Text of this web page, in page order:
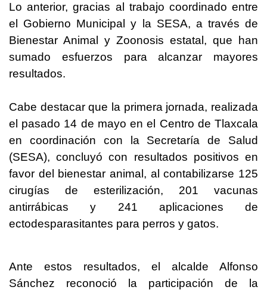
Lo anterior, gracias al trabajo coordinado entre
el Gobierno Municipal y la SESA, a través de
Bienestar Animal y Zoonosis estatal, que han
sumado esfuerzos para alcanzar mayores
resultados.
Cabe destacar que la primera jornada, realizada
el pasado 14 de mayo en el Centro de Tlaxcala
en coordinación con la Secretaría de Salud
(SESA), concluyó con resultados positivos en
favor del bienestar animal, al contabilizarse 125
cirugías de esterilización, 201 vacunas
antirrábicas y 241 aplicaciones de
ectodesparasitantes para perros y gatos.
Ante estos resultados, el alcalde Alfonso
Sánchez reconoció la participación de la